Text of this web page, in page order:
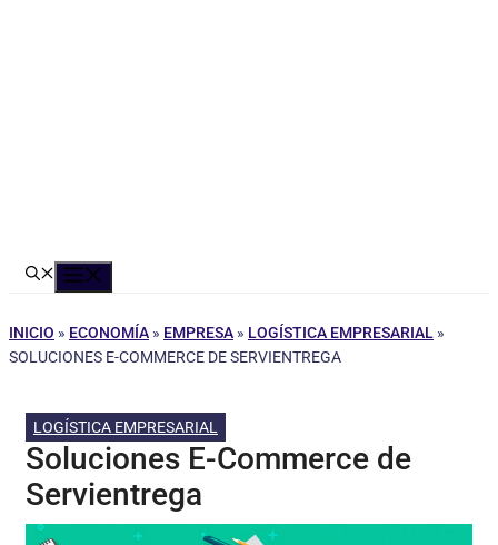
INICIO » ECONOMÍA » EMPRESA » LOGÍSTICA EMPRESARIAL »
SOLUCIONES E-COMMERCE DE SERVIENTREGA
LOGÍSTICA EMPRESARIAL
Soluciones E-Commerce de
Servientrega